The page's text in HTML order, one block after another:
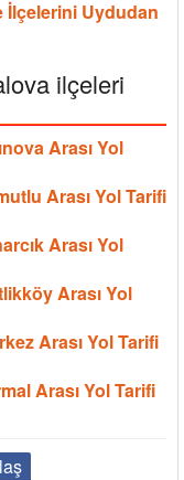
İlçelerini Uydudan
ilçeleri
Arası Yol
Arası Yol Tarifi
Arası Yol
Arası Yol
Arası Yol Tarifi
Arası Yol Tarifi